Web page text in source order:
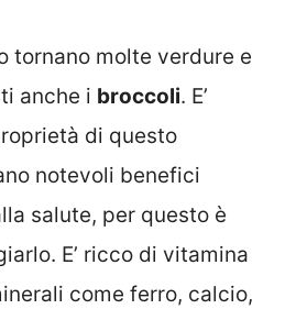
tornano molte verdure e
anche i broccoli. E’
di questo
notevoli benefici
salute, per questo è
E’ ricco di vitamina
come ferro, calcio,